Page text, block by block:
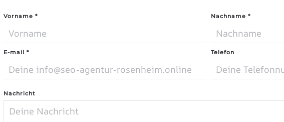
Vorname * Nachname*
E-mail * Telefon
Nachricht